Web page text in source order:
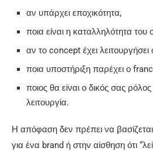
αν υπάρχει εποχικότητα,
ποια είναι η καταλληλότητα του
αν το concept έχει
ποια υποστήριξη παρέχει ο
ποιος θα είναι ο δικός σας
λειτουργία.
Η απόφαση δεν πρέπει να
για ένα brand ή στην αίσθηση ότι